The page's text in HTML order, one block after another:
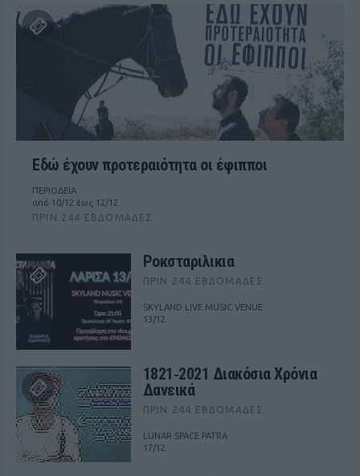
Εδώ έχουν προτεραιότητα οι έφιπποι
ΠΕΡΙΟΔΕΙΑ
από 10/12 έως 12/12
ΠΡΙΝ 244 ΕΒΔΟΜΆΔΕΣ
Ροκσταριλικια
ΠΡΙΝ 244 ΕΒΔΟΜΆΔΕΣ
SKYLAND LIVE MUSIC VENUE
13/12
1821‑2021 Διακόσια Χρόνια
Δανεικά
ΠΡΙΝ 244 ΕΒΔΟΜΆΔΕΣ
LUNAR SPACE PATRA
17/12